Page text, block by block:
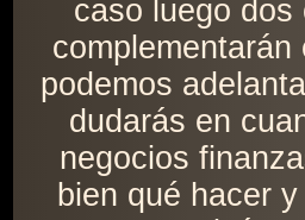
caso luego dos
podemos
dudarás en
negocios
bien qué hacer